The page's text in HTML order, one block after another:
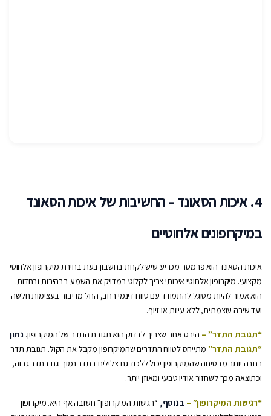
4. איכות הסאונד – החשיבות של איכות הסאונד
במיקרופונים אלחוטיים
איכות הסאונד הוא פרמטר מכריע שיש לקחת בחשבון בעת בחירת מיקרופון אלחוטי
מקצועי. מיקרופון אלחוטי איכותי צריך לקלוט במדויק את השמע בבהירות ובחדות.
הוא אמור להיות מסוגל להתמודד עם טווח דינמי רחב, החל מדיבור בעצימות חלשה
ועד שירה עוצמתית, ללא עיוות או זיוף.
“תגובת התדר” – היבט אחר שצריך לבדוק הוא תגובת התדר של המיקרופון. נתון
“תגובת התדר” מתייחס לטווח התדרים שהמיקרופון מקבל את הקול. תגובת תדר
רחבה יותר מבטיחה שהמיקרופון יכול ללכוד גם צלילים בתדר נמוך וגם בתדר גבוה,
וכתוצאה מכך לשחזור אודיו טבעי ומאוזן יותר.
“רגישות המיקרופון” – בנוסף, “רגישות המיקרופון” חשובה אף היא. מיקרופון